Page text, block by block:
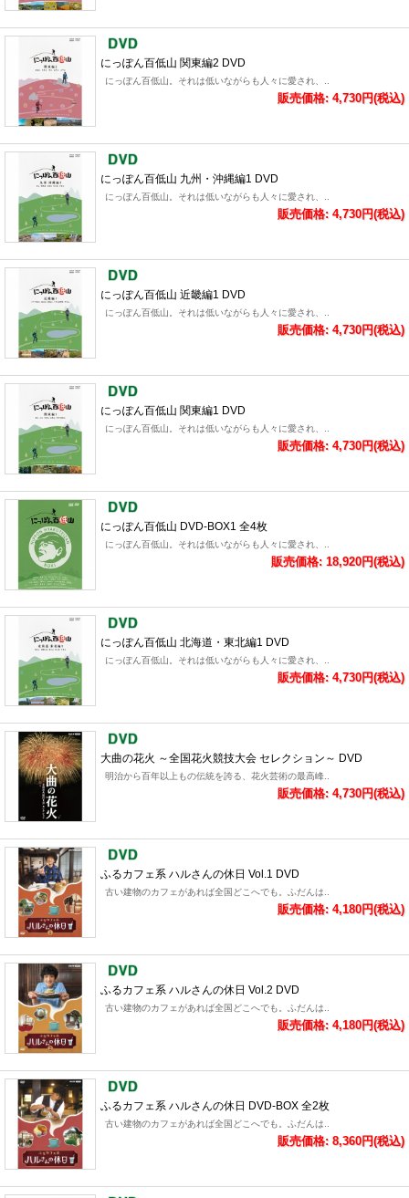
にっぽん百低山 関東編2 DVD
にっぽん百低山。それは低いながらも人々に愛され、..
販売価格: 4,730円(税込)
にっぽん百低山 九州・沖縄編1 DVD
にっぽん百低山。それは低いながらも人々に愛され、..
販売価格: 4,730円(税込)
にっぽん百低山 近畿編1 DVD
にっぽん百低山。それは低いながらも人々に愛され、..
販売価格: 4,730円(税込)
にっぽん百低山 関東編1 DVD
にっぽん百低山。それは低いながらも人々に愛され、..
販売価格: 4,730円(税込)
にっぽん百低山 DVD-BOX1 全4枚
にっぽん百低山。それは低いながらも人々に愛され、..
販売価格: 18,920円(税込)
にっぽん百低山 北海道・東北編1 DVD
にっぽん百低山。それは低いながらも人々に愛され、..
販売価格: 4,730円(税込)
大曲の花火 ～全国花火競技大会 セレクション～ DVD
明治から百年以上もの伝統を誇る、花火芸術の最高峰..
販売価格: 4,730円(税込)
ふるカフェ系 ハルさんの休日 Vol.1 DVD
古い建物のカフェがあれば全国どこへでも。ふだんは..
販売価格: 4,180円(税込)
ふるカフェ系 ハルさんの休日 Vol.2 DVD
古い建物のカフェがあれば全国どこへでも。ふだんは..
販売価格: 4,180円(税込)
ふるカフェ系 ハルさんの休日 DVD-BOX 全2枚
古い建物のカフェがあれば全国どこへでも。ふだんは..
販売価格: 8,360円(税込)